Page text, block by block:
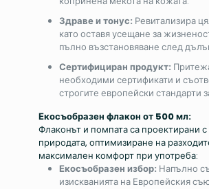
Здраве и тонус: Ревитализира
като оставя усещане за
пълно възстановяване след
Сертифициран продукт:
необходими сертификати и
строгите европейски стандарти
Екосъобразен флакон от 500 мл:
Флаконът и помпата са проектирани
природата, оптимизиране на
максимален комфорт при употреба:
Екосъобразен избор: Напълно
изискванията на Европейския